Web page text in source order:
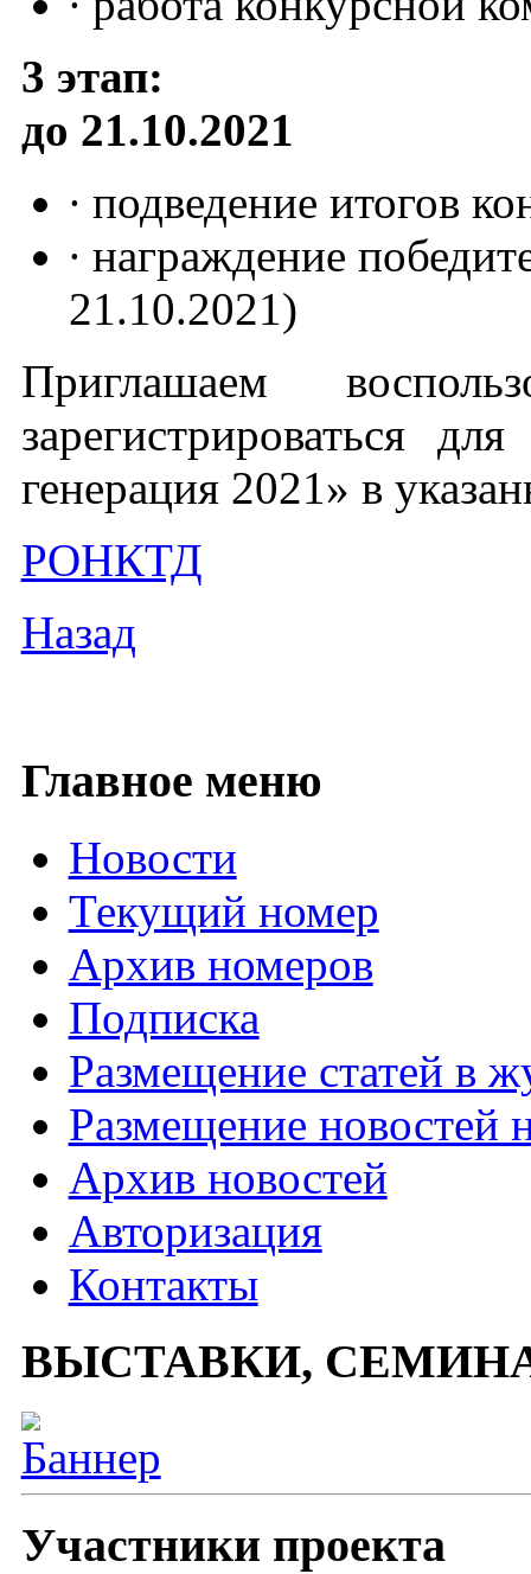
3 этап:
до 21.10.2021
∙ подведение итогов
∙ награждение
21.10.2021)
Приглашаем
зарегистрироваться
генерация 2021» в
РОНКТД
Назад
Главное меню
Новости
Текущий номер
Архив номеров
Подписка
Размещение статей в
Размещение новостей
Архив новостей
Авторизация
Контакты
ВЫСТАВКИ,
Участники проекта